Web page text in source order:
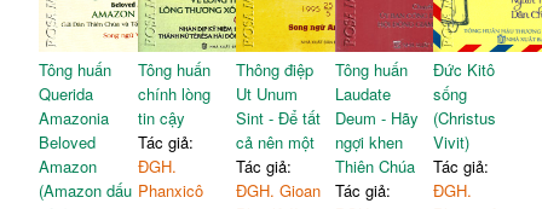
Tông huấn
Querida
Amazonia
Beloved
Amazon
(Amazon dấu
Tông huấn
chính lòng
tin cậy
Tác giả:
ĐGH.
Phanxicô
Thông điệp
Ut Unum
Sint - Để tất
cả nên một
Tác giả:
ĐGH. Gioan
Tông huấn
Laudate
Deum - Hãy
ngợi khen
Thiên Chúa
Tác giả:
Đức Kitô
sống
(Christus
Vivit)
Tác giả:
ĐGH.